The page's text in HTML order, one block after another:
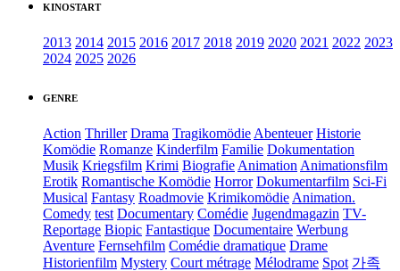
KINOSTART
2013 2014 2015 2016 2017 2018 2019 2020 2021 2022 2023
2024 2025 2026
GENRE
Action Thriller Drama Tragikomödie Abenteuer Historie
Komödie Romanze Kinderfilm Familie Dokumentation
Musik Kriegsfilm Krimi Biografie Animation Animationsfilm
Erotik Romantische Komödie Horror Dokumentarfilm Sci-Fi
Musical Fantasy Roadmovie Krimikomödie Animation.
Comedy test Documentary Comédie Jugendmagazin TV-
Reportage Biopic Fantastique Documentaire Werbung
Aventure Fernsehfilm Comédie dramatique Drame
Historienfilm Mystery Court métrage Mélodrame Spot 가족